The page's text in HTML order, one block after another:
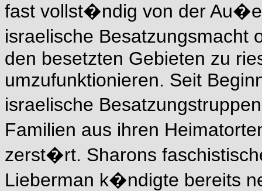
fast vollst�ndig von der
israelische
den besetzten Gebieten zu
umzufunktionieren. Seit
israelische
Familien aus ihren
zerst�rt. Sharons
Lieberman k�ndigte bereits